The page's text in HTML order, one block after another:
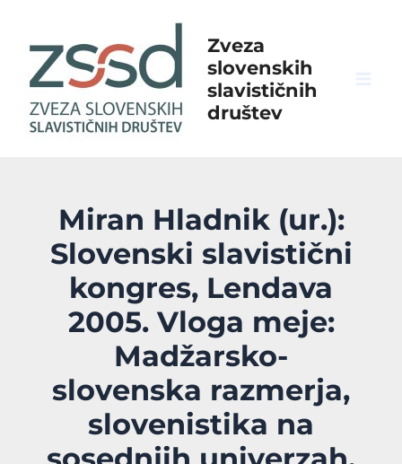
content
Zveza
slovenskih
slavističnih
društev
Miran Hladnik (ur.):
Slovenski slavistični
kongres, Lendava
2005. Vloga meje:
Madžarsko-
slovenska razmerja,
slovenistika na